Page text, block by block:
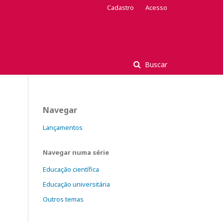
Buscar
Cadastro Acesso
Navegar
Lançamentos
Navegar numa série
Educação científica
Educação universitária
Outros temas